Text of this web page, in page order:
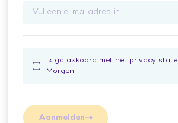
Ik ga akkoord met het privacy
Morgen
Aanmelden